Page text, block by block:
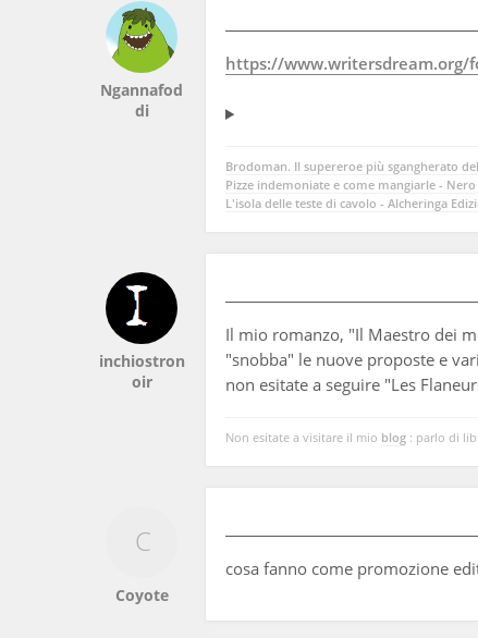
Ngannafod
di
https://www.writersdream.org/
Brodoman. Il supereroe più sgangherato
Pizze indemoniate e come mangiarle - Nero
L'isola delle teste di cavolo - Alcheringa
inchiostron
oir
Il mio romanzo, "Il Maestro dei
"snobba" le nuove proposte e
non esitate a seguire "Les
Non esitate a visitare il mio blog : parlo di
Coyote
cosa fanno come promozione